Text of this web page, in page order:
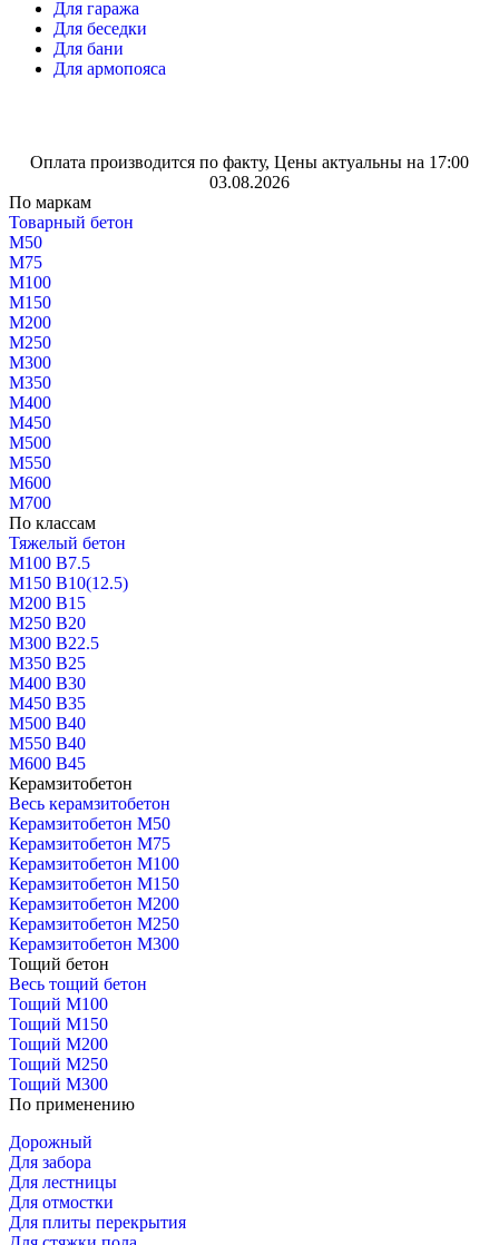
Для гаража
Для беседки
Для бани
Для армопояса
Оплата производится по факту, Цены актуальны на 17:00
03.08.2026
По маркам
Товарный бетон
М50
М75
М100
М150
М200
М250
М300
М350
М400
М450
М500
М550
М600
М700
По классам
Тяжелый бетон
М100 В7.5
М150 В10(12.5)
М200 В15
М250 В20
М300 В22.5
М350 В25
М400 В30
М450 В35
М500 В40
М550 В40
М600 В45
Керамзитобетон
Весь керамзитобетон
Керамзитобетон М50
Керамзитобетон М75
Керамзитобетон М100
Керамзитобетон М150
Керамзитобетон М200
Керамзитобетон М250
Керамзитобетон М300
Тощий бетон
Весь тощий бетон
Тощий М100
Тощий М150
Тощий М200
Тощий М250
Тощий М300
По применению
Дорожный
Для забора
Для лестницы
Для отмостки
Для плиты перекрытия